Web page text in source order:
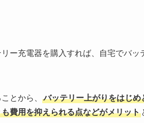
ー充電器を購入すれば、自宅でバ
とから、
バッテリー上がりをはじ
費用を抑えられる点などがメリット